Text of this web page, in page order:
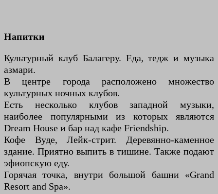
Напитки
Культурный клуб Балагеру. Еда, тедж и музыка
азмари.
В центре города расположено множество
культурных ночных клубов.
Есть несколько клубов западной музыки,
наиболее популярными из которых являются
Dream House и бар над кафе Friendship.
Кофе Вуде, Лейк-стрит. Деревянно-каменное
здание. Приятно выпить в тишине. Также подают
эфиопскую еду.
Горячая точка, внутри большой башни «Grand
Resort and Spa».